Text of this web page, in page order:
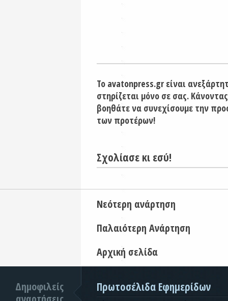
Το avatonpress.gr είναι
στηρίζεται μόνο σε σας.
βοηθάτε να συνεχίσουμε την
των προτέρων!
Σχολίασε κι εσύ!
Νεότερη ανάρτηση
Παλαιότερη Ανάρτηση
Αρχική σελίδα
Δημοφιλείς
Πρωτοσέλιδα Εφημερίδων